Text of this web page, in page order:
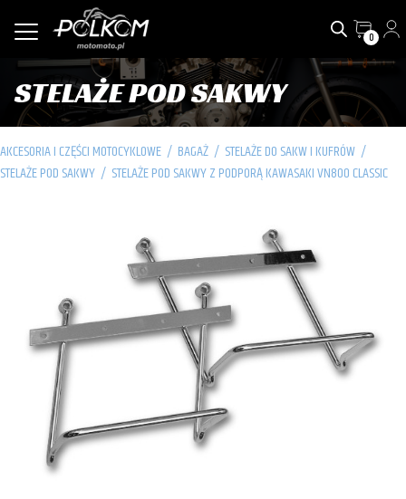
0
STELAŻE POD SAKWY
AKCESORIA I CZĘŚCI MOTOCYKLOWE / BAGAŻ / STELAŻE DO SAKW I KUFRÓW /
STELAŻE POD SAKWY / STELAŻE POD SAKWY Z PODPORĄ KAWASAKI VN800 CLASSIC